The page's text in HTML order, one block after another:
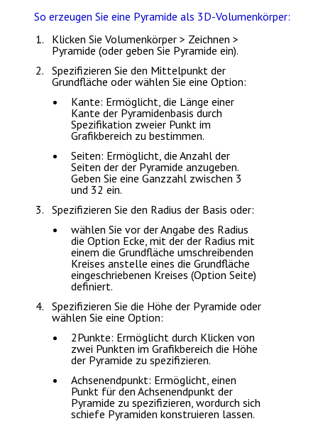
So erzeugen Sie eine Pyramide als 3D-Volumenkörper:
Klicken SieVolumenkörper > Zeichnen >
Pyramide (oder geben Sie Pyramide ein).
Spezifizieren Sie den Mittelpunkt der
Grundfläche oder wählen Sie eine Option:
Kante: Ermöglicht, die Länge einer
Kante der Pyramidenbasis durch
Spezifikation zweier Punkt im
Grafikbereich zu bestimmen.
Seiten: Ermöglicht, die Anzahl der
Seiten der der Pyramide anzugeben.
Geben Sie eine Ganzzahl zwischen 3
und 32 ein.
Spezifizieren Sie den Radius der Basis oder:
wählen Sie vor der Angabe des Radius
die Option Ecke, mit der der Radius mit
einem die Grundfläche umschreibenden
Kreises anstelle eines die Grundfläche
eingeschriebenen Kreises (OptionSeite)
definiert.
Spezifizieren Sie die Höhe der Pyramide oder
wählen Sie eine Option:
2Punkte: Ermöglicht durch Klicken von
zwei Punkten im Grafikbereich die Höhe
der Pyramide zu spezifizieren.
Achsenendpunkt: Ermöglicht, einen
Punkt für den Achsenendpunkt der
Pyramide zu spezifizieren, wordurch sich
schiefe Pyramiden konstruieren lassen.